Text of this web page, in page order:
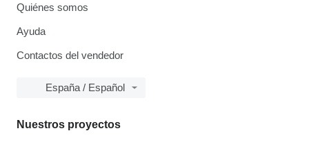
Quiénes somos
Ayuda
Contactos del vendedor
España / Español
Nuestros proyectos